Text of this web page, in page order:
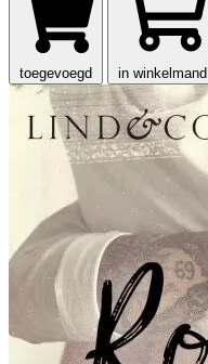
toegevoegd in winkelmand